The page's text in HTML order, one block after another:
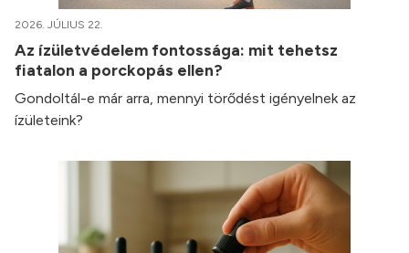
2026. JÚLIUS 22.
Az ízületvédelem fontossága: mit tehetsz
fiatalon a porckopás ellen?
Gondoltál-e már arra, mennyi törődést igényelnek az
ízületeink?